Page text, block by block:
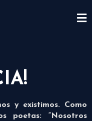
y existimos. Como
poetas: “Nosotros